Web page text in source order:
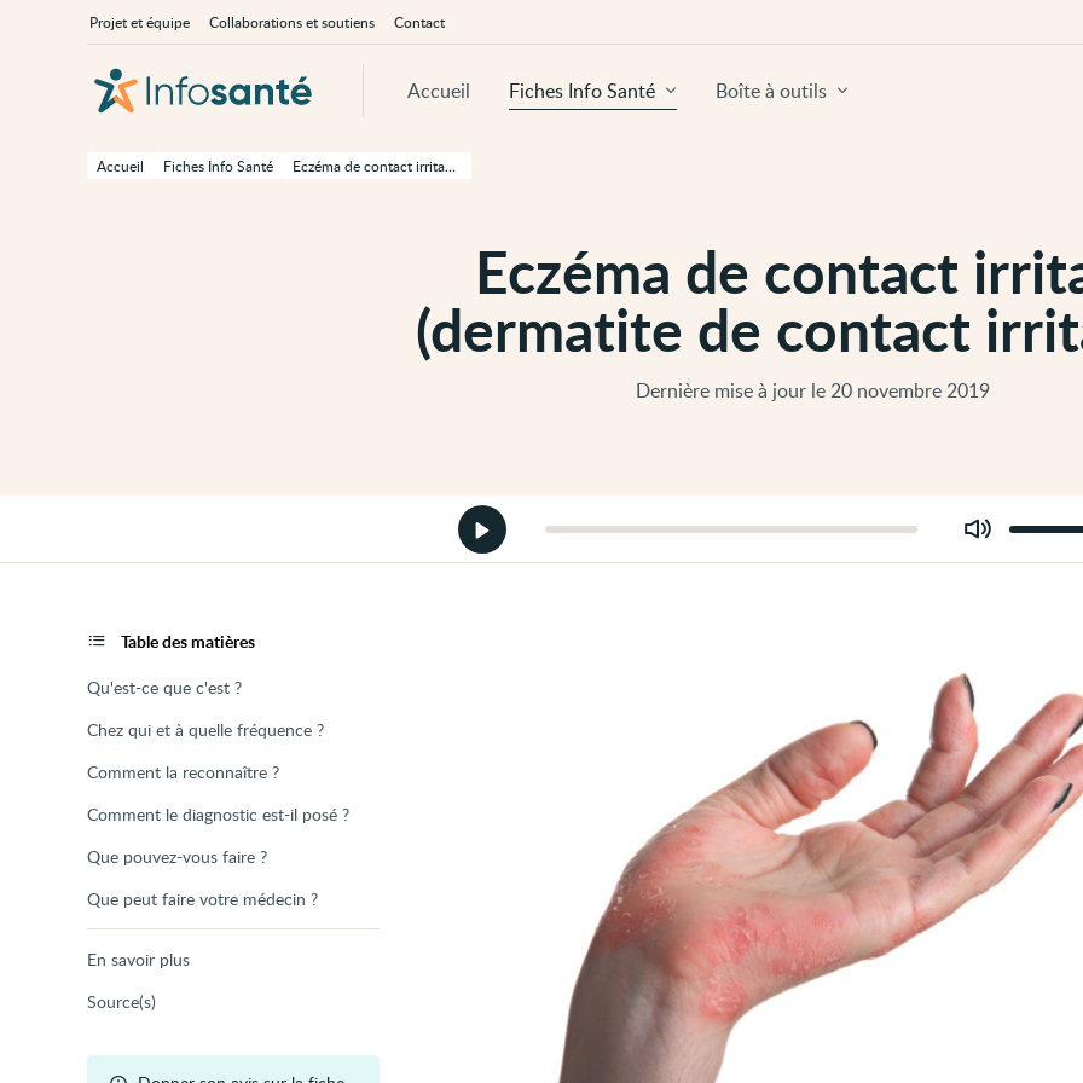
Eczéma de contact
(dermatite de contact
Dernière mise à jour le 20 novembre 2019
Accueil Fiches Info Santé Eczéma de contact irritant (dermatite de contact irritante)
principale
Accueil Fiches Info Santé Boîte à outils
À
propos
Projet et équipe Collaborations et soutiens Contact
Démarrer
la
version
Modifier
volume
Table des matières
Qu'est-ce que c'est ?
Chez qui et à quelle fréquence ?
Comment la reconnaître ?
Comment le diagnostic est-il posé ?
Que pouvez-vous faire ?
Que peut faire votre médecin ?
En savoir plus
Source(s)